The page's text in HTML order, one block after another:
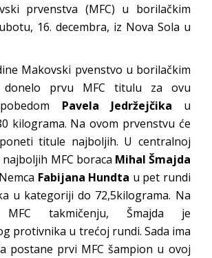
prvenstva (MFC) u borilačkim
16. decembra, iz Nova Sola u
Makovski pvenstvo u borilačkim
donelo prvu MFC titulu za ovu
Pavela Jedržejčika u
kilograma. Na ovom prvenstvu će
titule najboljih. U centralnoj
MFC boraca Mihal Šmajda
Fabijana Hundta u pet rundi
u kategoriji do 72,5kilograma. Na
MFC takmičenju, Šmajda je
protivnika u trećoj rundi. Sada ima
postane prvi MFC šampion u ovoj